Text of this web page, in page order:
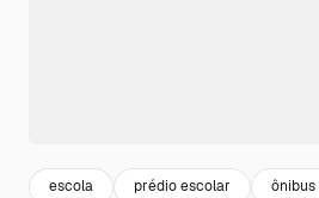
escola prédio escolar